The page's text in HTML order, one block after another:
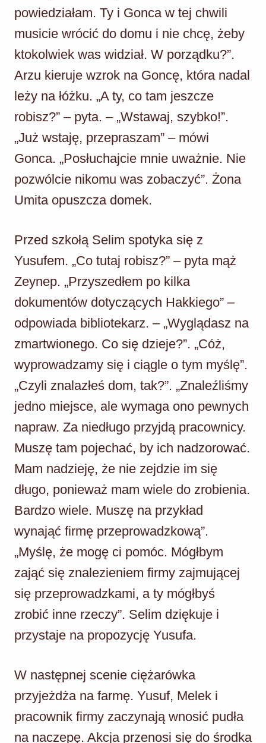
powiedziałam. Ty i Gonca w tej chwili
musicie wrócić do domu i nie chcę, żeby
ktokolwiek was widział. W porządku?”.
Arzu kieruje wzrok na Goncę, która nadal
leży na łóżku. „A ty, co tam jeszcze
robisz?” – pyta. – „Wstawaj, szybko!”.
„Już wstaję, przepraszam” – mówi
Gonca. „Posłuchajcie mnie uważnie. Nie
pozwólcie nikomu was zobaczyć”. Żona
Umita opuszcza domek.
Przed szkołą Selim spotyka się z
Yusufem. „Co tutaj robisz?” – pyta mąż
Zeynep. „Przyszedłem po kilka
dokumentów dotyczących Hakkiego” –
odpowiada bibliotekarz. – „Wyglądasz na
zmartwionego. Co się dzieje?”. „Cóż,
wyprowadzamy się i ciągle o tym myślę”.
„Czyli znalazłeś dom, tak?”. „Znaleźliśmy
jedno miejsce, ale wymaga ono pewnych
napraw. Za niedługo przyjdą pracownicy.
Muszę tam pojechać, by ich nadzorować.
Mam nadzieję, że nie zejdzie im się
długo, ponieważ mam wiele do zrobienia.
Bardzo wiele. Muszę na przykład
wynająć firmę przeprowadzkową”.
„Myślę, że mogę ci pomóc. Mógłbym
zająć się znalezieniem firmy zajmującej
się przeprowadzkami, a ty mógłbyś
zrobić inne rzeczy”. Selim dziękuje i
przystaje na propozycję Yusufa.
W następnej scenie ciężarówka
przyjeżdża na farmę. Yusuf, Melek i
pracownik firmy zaczynają wnosić pudła
na naczepę. Akcja przenosi się do środka